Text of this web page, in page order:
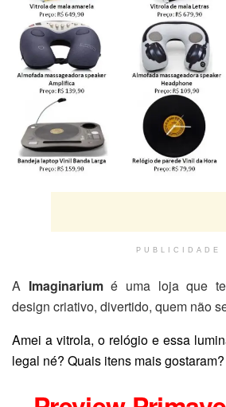
PUBLICIDADE
A Imaginariumé uma loja que
design criativo, divertido, quem não
Amei a vitrola, o relógio e essa
legal né? Quais itens mais gostaram?